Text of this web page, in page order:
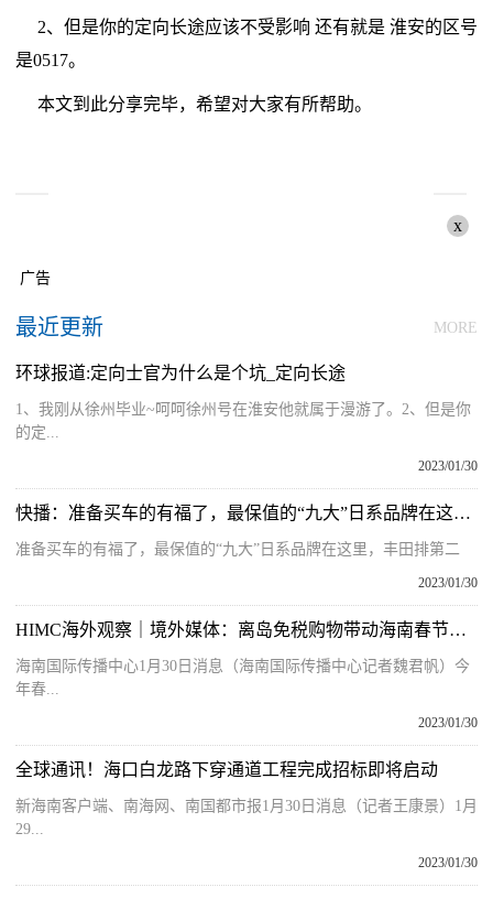
2、但是你的定向长途应该不受影响 还有就是 淮安的区号
是0517。
本文到此分享完毕，希望对大家有所帮助。
x
广告
最近更新 MORE
环球报道:定向士官为什么是个坑_定向长途
1、我刚从徐州毕业~呵呵徐州号在淮安他就属于漫游了。2、但是你
的定...
2023/01/30
快播：准备买车的有福了，最保值的“九大”日系品牌在这里，丰田排第二
准备买车的有福了，最保值的“九大”日系品牌在这里，丰田排第二
2023/01/30
HIMC海外观察｜境外媒体：离岛免税购物带动海南春节消费热潮
海南国际传播中心1月30日消息（海南国际传播中心记者魏君帆）今
年春...
2023/01/30
全球通讯！海口白龙路下穿通道工程完成招标即将启动
新海南客户端、南海网、南国都市报1月30日消息（记者王康景）1月
29...
2023/01/30